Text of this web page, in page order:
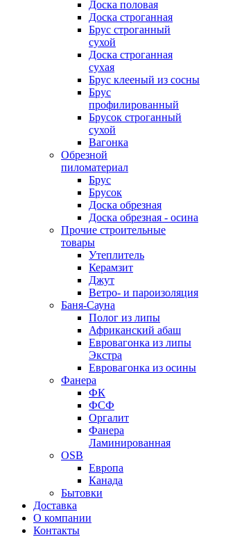
Доска половая
Доска строганная
Брус строганный
сухой
Доска строганная
сухая
Брус клееный из сосны
Брус
профилированный
Брусок строганный
сухой
Вагонка
Обрезной
пиломатериал
Брус
Брусок
Доска обрезная
Доска обрезная - осина
Прочие строительные
товары
Утеплитель
Керамзит
Джут
Ветро- и пароизоляция
Баня-Сауна
Полог из липы
Африканский абаш
Евровагонка из липы
Экстра
Евровагонка из осины
Фанера
ФК
ФСФ
Оргалит
Фанера
Ламинированная
OSB
Европа
Канада
Бытовки
Доставка
О компании
Контакты